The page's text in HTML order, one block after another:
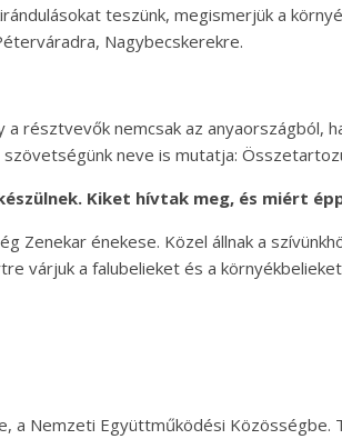
teszünk, megismerjük a
Nagybecskerekre.
résztvevők nemcsak az anyaországból,
neve is mutatja:
Kiket hívtak meg, és miért
énekese. Közel állnak a
várjuk a falubelieket és a
Nemzeti Együttműködési Közösségbe.